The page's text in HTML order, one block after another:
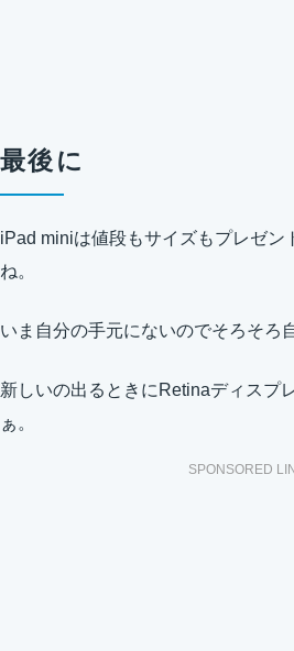
最後に
iPad miniは値段もサイズもプレゼン
ね。
いま自分の手元にないのでそろそろ
新しいの出るときにRetinaディスプ
ぁ。
SPONSORED